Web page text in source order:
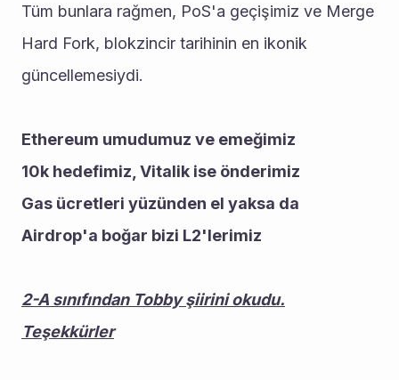
Tüm bunlara rağmen, PoS'a geçişimiz ve Merge
Hard Fork, blokzincir tarihinin en ikonik
güncellemesiydi.
Ethereum umudumuz ve emeğimiz
10k hedefimiz, Vitalik ise önderimiz
Gas ücretleri yüzünden el yaksa da
Airdrop'a boğar bizi L2'lerimiz
2-A sınıfından Tobby şiirini okudu.
Teşekkürler